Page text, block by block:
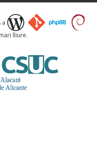
a
lliure.